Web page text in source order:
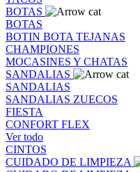
BOTAS
BOTAS
BOTIN BOTA TEJANAS
CHAMPIONES
MOCASINES Y CHATAS
SANDALIAS
SANDALIAS
SANDALIAS ZUECOS
FIESTA
CONFORT FLEX
Ver todo
CINTOS
CUIDADO DE LIMPIEZA